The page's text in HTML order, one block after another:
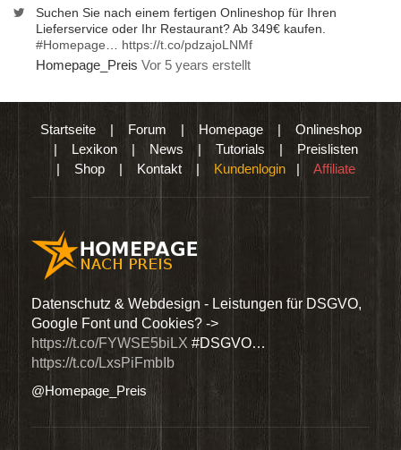
Suchen Sie nach einem fertigen Onlineshop für Ihren
Lieferservice oder Ihr Restaurant? Ab 349€ kaufen.
#Homepage
https://t.co/pdzajoLNMf
Homepage_Preis Vor 5 years erstellt
Startseite| Forum | Homepage| Onlineshop
| Lexikon | News | Tutorials | Preislisten
| Shop | Kontakt | Kundenlogin | Affiliate
Datenschutz & Webdesign - Leistungen für DSGVO,
Google Font und Cookies? ->
https://t.co/FYWSE5biLX #DSGVO…
https://t.co/LxsPiFmbIb
@Homepage_Preis